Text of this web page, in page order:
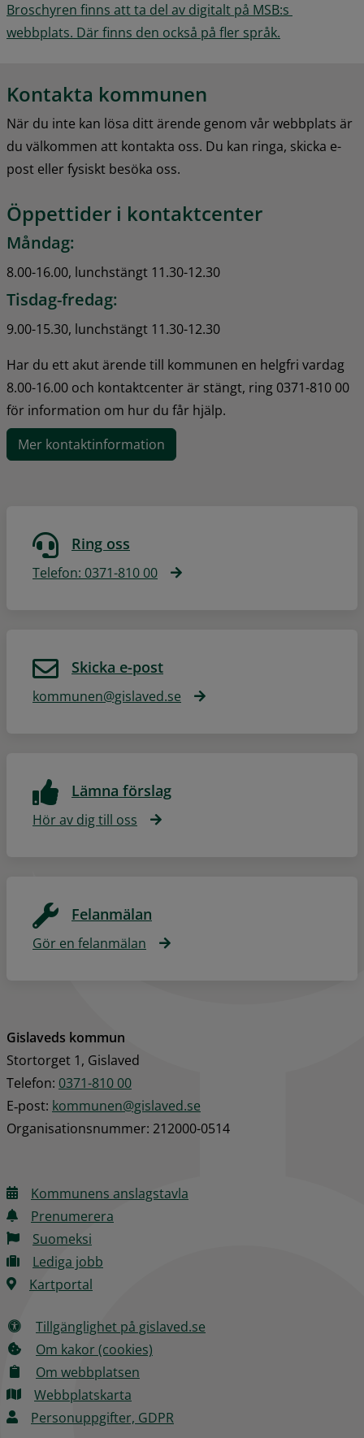
Broschyren finns att ta del av digitalt på MSB:s
webbplats. Där finns den också på fler språk.
Kontakta kommunen
När du inte kan lösa ditt ärende genom vår webbplats är
du välkommen att kontakta oss. Du kan ringa, skicka e-
post eller fysiskt besöka oss.
Öppettider i kontaktcenter
Måndag:
8.00-16.00, lunchstängt 11.30-12.30
Tisdag-fredag:
9.00-15.30, lunchstängt 11.30-12.30
Har du ett akut ärende till kommunen en helgfri vardag
8.00-16.00 och kontaktcenter är stängt, ring 0371-810 00
för information om hur du får hjälp.
Mer kontaktinformation
Ring oss
Telefon: 0371-810 00
Skicka e-post
kommunen@gislaved.se
Lämna förslag
Hör av dig till oss
Felanmälan
Gör en felanmälan
Gislaveds kommun
Stortorget 1, Gislaved
Telefon: 0371-810 00
E‑post: kommunen@gislaved.se
Organisationsnummer: 212000-0514
Kommunens anslagstavla
Prenumerera
Suomeksi
Lediga jobb
Kartportal
Tillgänglighet på gislaved.se
Om kakor (cookies)
Om webbplatsen
Webbplatskarta
Personuppgifter, GDPR